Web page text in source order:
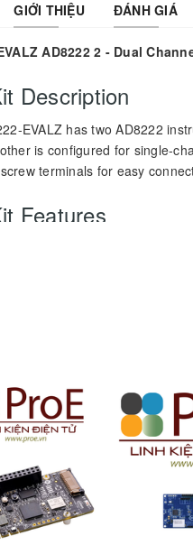
GIỚI THIỆU ĐÁNH GIÁ
AD8222 2 - Dual
Description
EVALZ has two AD8222
is configured for single-
terminals for easy
Features
Technical